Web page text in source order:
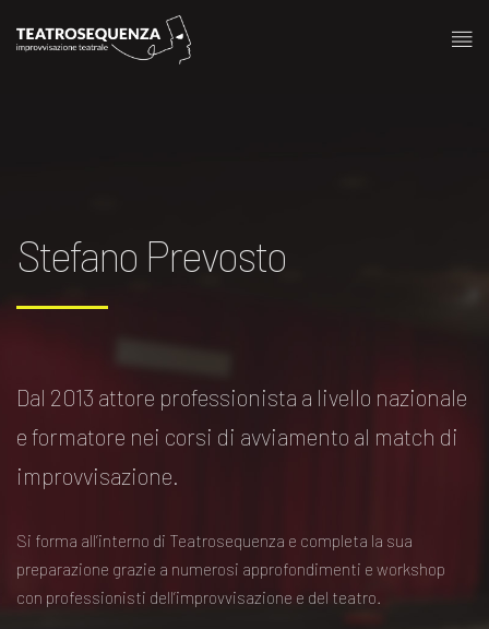
Stefano Prevosto
Dal 2013 attore professionista a livello nazionale
e formatore nei corsi di avviamento al match di
improvvisazione.
Si forma all’interno di Teatrosequenza e completa la sua
preparazione grazie a numerosi approfondimenti e workshop
con professionisti dell’improvvisazione e del teatro.